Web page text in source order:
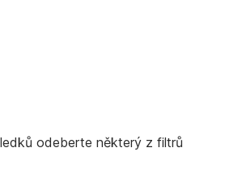
odeberte některý z filtrů